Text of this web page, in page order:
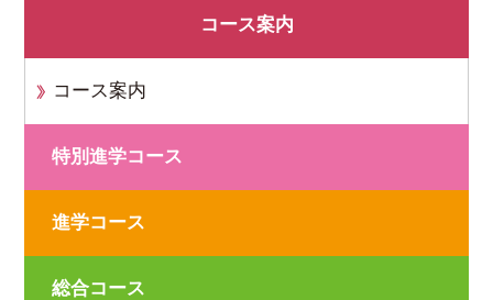
コース案内
コース案内
特別進学コース
進学コース
総合コース